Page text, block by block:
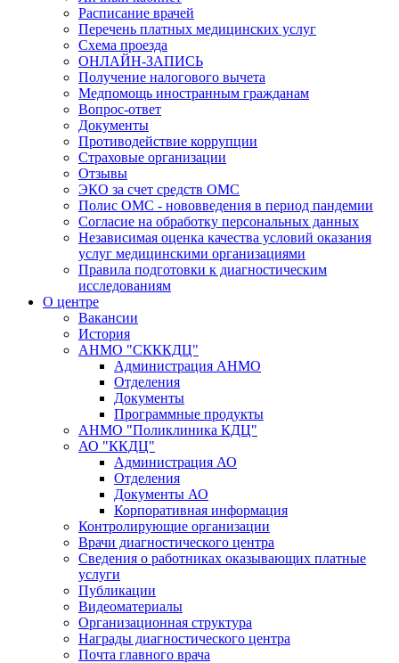
Расписание врачей
Перечень платных медицинских услуг
Схема проезда
ОНЛАЙН-ЗАПИСЬ
Получение налогового вычета
Медпомощь иностранным гражданам
Вопрос-ответ
Документы
Противодействие коррупции
Страховые организации
Отзывы
ЭКО за счет средств ОМС
Полис ОМС - нововведения в период пандемии
Согласие на обработку персональных данных
Независимая оценка качества условий оказания
услуг медицинскими организациями
Правила подготовки к диагностическим
исследованиям
О центре
Вакансии
История
АНМО "СКККДЦ"
Администрация АНМО
Отделения
Документы
Программные продукты
АНМО "Поликлиника КДЦ"
АО "ККДЦ"
Администрация АО
Отделения
Документы АО
Корпоративная информация
Контролирующие организации
Врачи диагностического центра
Сведения о работниках оказывающих платные
услуги
Публикации
Видеоматериалы
Организационная структура
Награды диагностического центра
Почта главного врача